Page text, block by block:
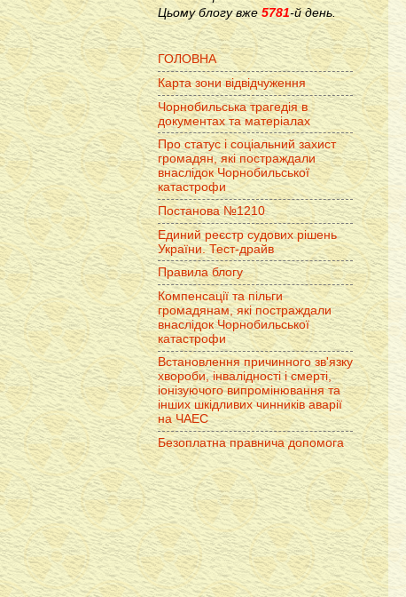
Цьому блогу вже 5781-й день.
ГОЛОВНА
Карта зони відвідчуження
Чорнобильська трагедія в
документах та матеріалах
Про статус і соціальний захист
громадян, які постраждали
внаслідок Чорнобильської
катастрофи
Постанова №1210
Единий реєстр судових рішень
України. Тест-драйв
Правила блогу
Компенсації та пільги
громадянам, які постраждали
внаслідок Чорнобильської
катастрофи
Встановлення причинного зв'язку
хвороби, інвалідності і смерті,
іонізуючого випромінювання та
інших шкідливих чинників аварії
на ЧАЕС
Безоплатна правнича допомога